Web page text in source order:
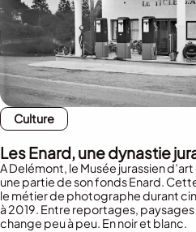
Culture
Les Enard, une dynastie
A Delémont, le Musée jurassien
une partie de son fonds Enard.
le métier de photographe durant
à 2019. Entre reportages,
change peu à peu. En noir et blanc.